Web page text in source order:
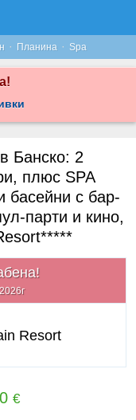
· Планина · Spa
Банско: 2
плюс SPA
басейни с бар-
парти и кино,
Resort
€